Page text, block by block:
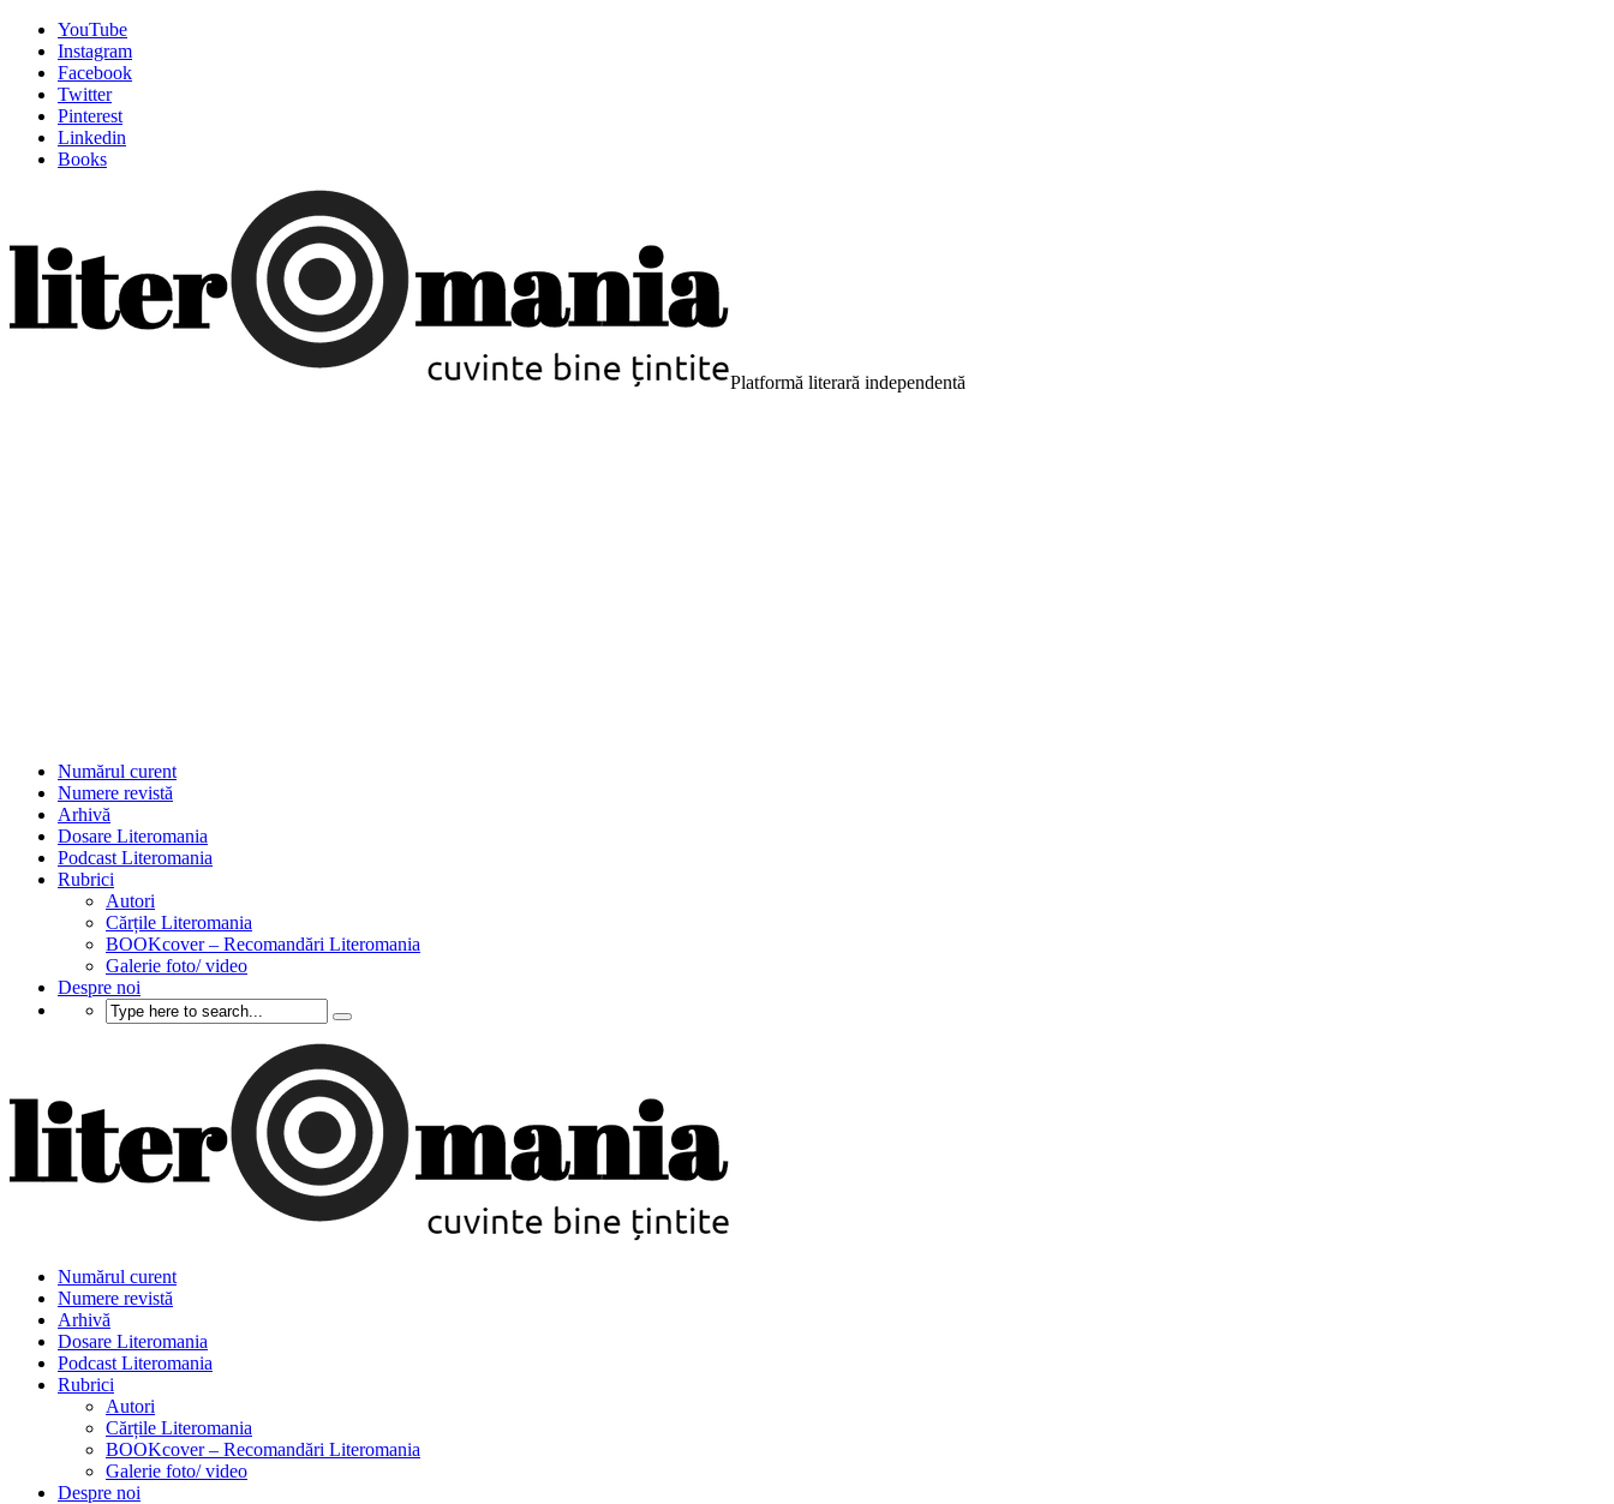
YouTube
Instagram
Facebook
Twitter
Pinterest
Linkedin
Books
Platformă literară independentă
Numărul curent
Numere revistă
Arhivă
Dosare Literomania
Podcast Literomania
Rubrici
Autori
Cărțile Literomania
BOOKcover – Recomandări Literomania
Galerie foto/ video
Despre noi
Numărul curent
Numere revistă
Arhivă
Dosare Literomania
Podcast Literomania
Rubrici
Autori
Cărțile Literomania
BOOKcover – Recomandări Literomania
Galerie foto/ video
Despre noi